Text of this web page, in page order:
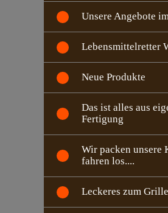
Unsere Angebote
Lebensmittelretter
Neue Produkte
Das ist alles aus
Fertigung
Wir packen unsere
fahren los....
Leckeres zum